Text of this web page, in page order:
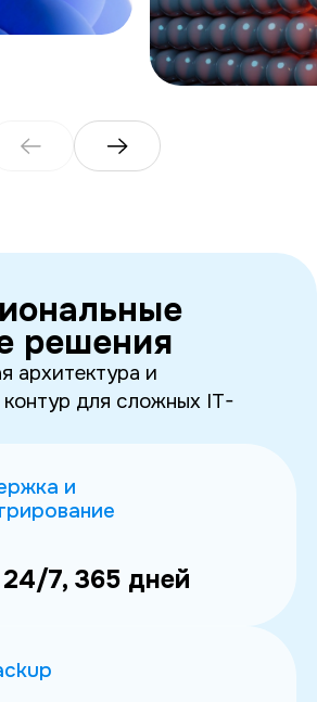
решения
архитектура и
для сложных IT-
и
7, 365 дней